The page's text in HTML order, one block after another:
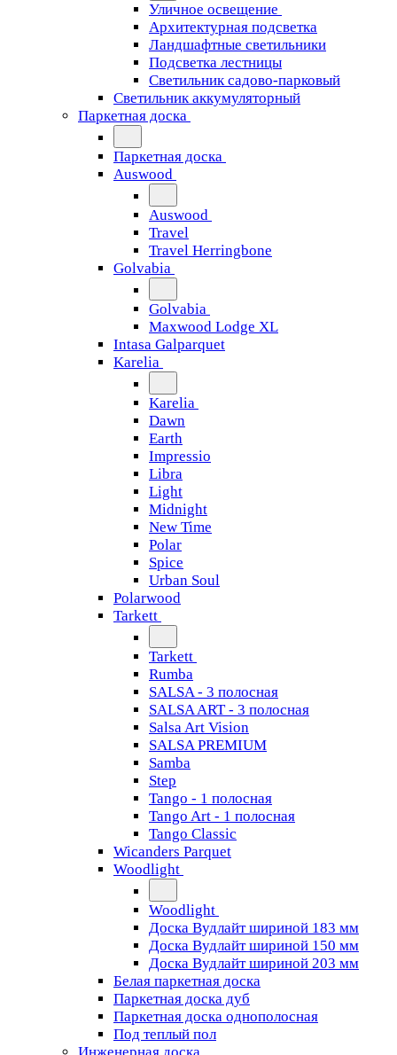
Уличное освещение
Архитектурная подсветка
Ландшафтные светильники
Подсветка лестницы
Светильник садово-парковый
Светильник аккумуляторный
Паркетная доска
Паркетная доска
Auswood
Auswood
Travel
Travel Herringbone
Golvabia
Golvabia
Maxwood Lodge XL
Intasa Galparquet
Karelia
Karelia
Dawn
Earth
Impressio
Libra
Light
Midnight
New Time
Polar
Spice
Urban Soul
Polarwood
Tarkett
Tarkett
Rumba
SALSA - 3 полосная
SALSA ART - 3 полосная
Salsa Art Vision
SALSA PREMIUM
Samba
Step
Tango - 1 полосная
Tango Art - 1 полосная
Tango Classiс
Wicanders Parquet
Woodlight
Woodlight
Доска Вудлайт шириной 183 мм
Доска Вудлайт шириной 150 мм
Доска Вудлайт шириной 203 мм
Белая паркетная доска
Паркетная доска дуб
Паркетная доска однополосная
Под теплый пол